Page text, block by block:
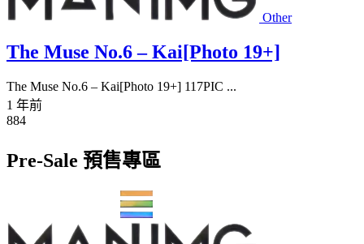
Other
The Muse No.6 – Kai[Photo 19+]
The Muse No.6 – Kai[Photo 19+] 117PIC ...
1 年前
884
Pre-Sale 預售專區